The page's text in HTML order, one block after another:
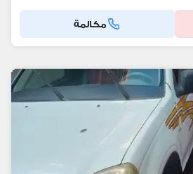
مكالمة